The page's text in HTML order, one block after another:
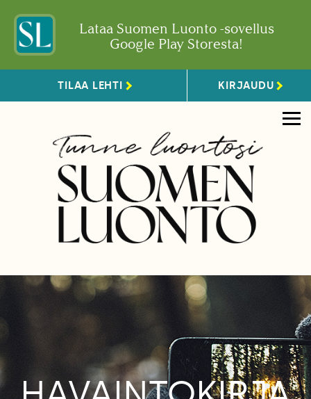
Lataa Suomen Luonto -sovellus
Google Play Storesta!
TILAA LEHTI KIRJAUDU